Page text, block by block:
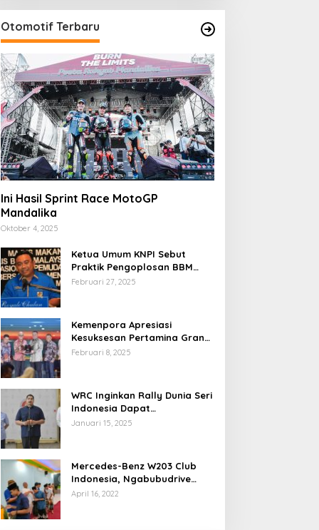
Otomotif Terbaru
Ini Hasil Sprint Race MotoGP
Mandalika
Oktober 4, 2025
Ketua Umum KNPI Sebut
Praktik Pengoplosan BBM
Cederai Kepercayaan
Februari 27, 2025
Kemenpora Apresiasi
Kesuksesan Pertamina Grand
Prix of Indonesia 2024
Februari 8, 2025
WRC Inginkan Rally Dunia Seri
Indonesia Dapat
Terselenggara 2026
Januari 15, 2025
Mercedes-Benz W203 Club
Indonesia, Ngabubudrive
Ramadhan 2022
April 16, 2022